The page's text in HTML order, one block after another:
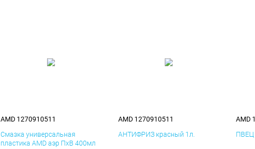
AMD 1270910511
Смазка универсальная
пластика AMD аэр ПхВ 400мл
AMD 1270910511
АНТИФРИЗ красный 1л.
AMD
ПВЕЦ